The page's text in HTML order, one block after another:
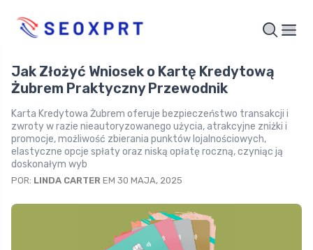
Jak Złożyć Wniosek o Kartę Kredytową
Żubrem Praktyczny Przewodnik
Karta Kredytowa Żubrem oferuje bezpieczeństwo transakcji i
zwroty w razie nieautoryzowanego użycia, atrakcyjne zniżki i
promocje, możliwość zbierania punktów lojalnościowych,
elastyczne opcje spłaty oraz niską opłatę roczną, czyniąc ją
doskonałym wyb
POR: LINDA CARTER EM 30 MAJA, 2025